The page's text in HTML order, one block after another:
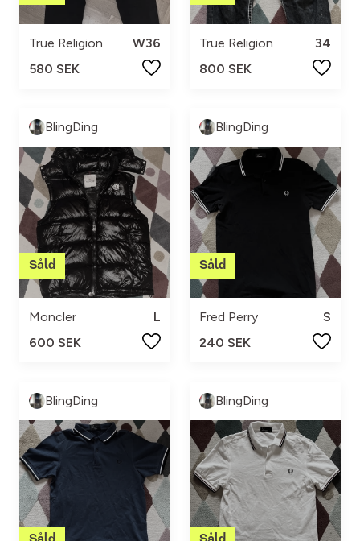
True Religion
W36
580 SEK
True Religion
34
800 SEK
BlingDing
Moncler
L
600 SEK
BlingDing
Fred Perry
S
240 SEK
BlingDing BlingDing